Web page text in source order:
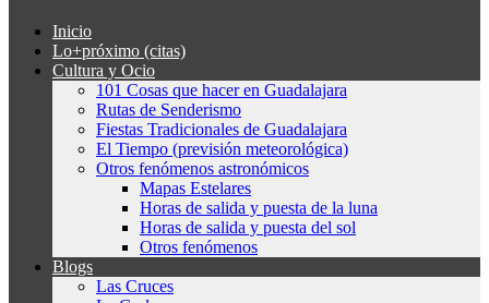
Inicio
Lo+próximo (citas)
Cultura y Ocio
101 Cosas que hacer en Guadalajara
Rutas de Senderismo
Fiestas Tradicionales de Guadalajara
El Tiempo (previsión meteorológica)
Otros fenómenos astronómicos
Mapas Estelares
Horas de salida y puesta de la luna
Horas de salida y puesta del sol
Otros fenómenos
Blogs
Las Cruces